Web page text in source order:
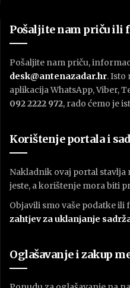
Pošaljite nam priču ili
Pošaljite nam priču,
desk@antenazadar.hr. Isto
aplikacija WhatsApp, Viber,
092 2222 972, rado ćemo je
Korištenje portala i
Nakladnik ovaj portal
jeste, a korištenje mora biti
Objavili smo vaše podatke
zahtjev za uklanjanje
Oglašavanje i zakup